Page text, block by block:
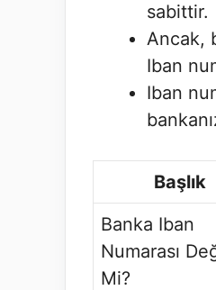
sabittir.
Ancak,
Iban
Iban
Başlık
Banka Iban
Numarası
Mi?